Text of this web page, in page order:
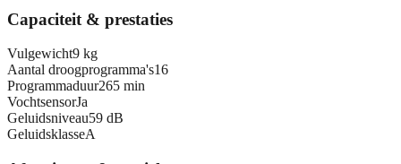
Capaciteit & prestaties
Vulgewicht9 kg
Aantal droogprogramma's16
Programmaduur265 min
VochtsensorJa
Geluidsniveau59 dB
GeluidsklasseA